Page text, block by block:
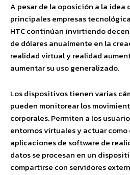
A pesar de la oposición a la idea
principales empresas
HTC continúan invirtiendo
de dólares anualmente en la
realidad virtual y realidad
aumentar su uso generalizado.
Los dispositivos tienen varias
pueden monitorear los
corporales. Permiten a los
entornos virtuales y actuar
aplicaciones de software de
datos se procesan en un
compartirse con servidores